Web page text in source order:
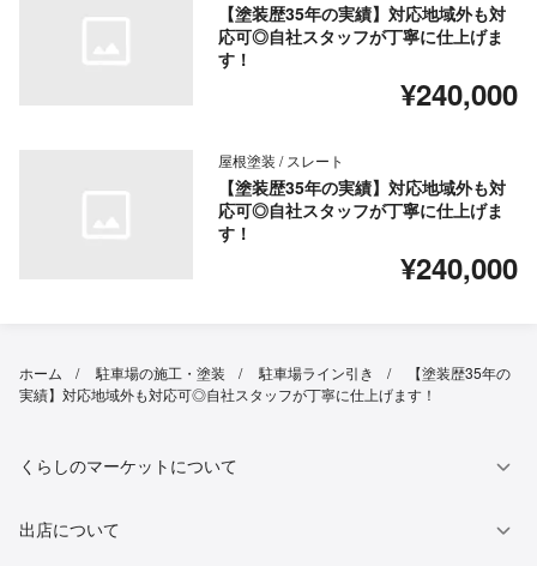
【塗装歴35年の実績】対応地域外も対
応可◎自社スタッフが丁寧に仕上げま
す！
¥240,000
屋根塗装 / スレート
【塗装歴35年の実績】対応地域外も対
応可◎自社スタッフが丁寧に仕上げま
す！
¥240,000
ホーム 駐車場の施工・塗装 駐車場ライン引き
【塗装歴35年の
実績】対応地域外も対応可◎自社スタッフが丁寧に仕上げます！
くらしのマーケットについて
出店について